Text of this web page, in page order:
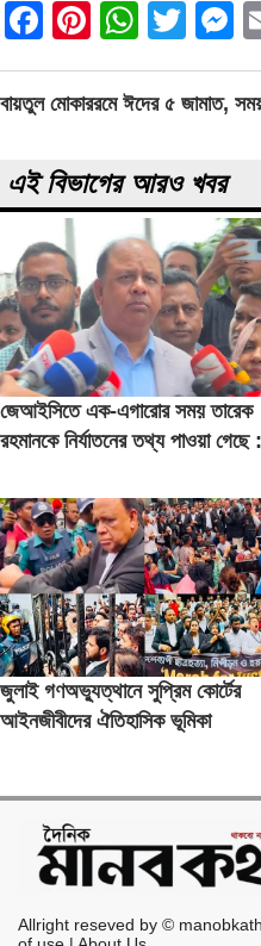
Facebook
Pinterest
navigation
বায়তুল মোকাররমে ঈদের ৫ জামাত,
এই বিভাগের আরও খবর
জেআইসিতে এক-এগারোর সময় তারেক
রহমানকে নির্যাতনের তথ্য পাওয়া গেছে :
জুলাই গণঅভ্যুত্থানে সুপ্রিম কোর্টের
আইনজীবীদের ঐতিহাসিক ভূমিকা
Allright reseved by ©